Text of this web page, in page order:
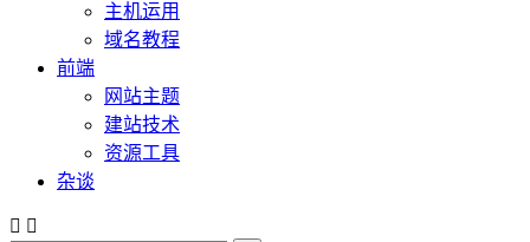
主机运用
域名教程
前端
网站主题
建站技术
资源工具
杂谈
 